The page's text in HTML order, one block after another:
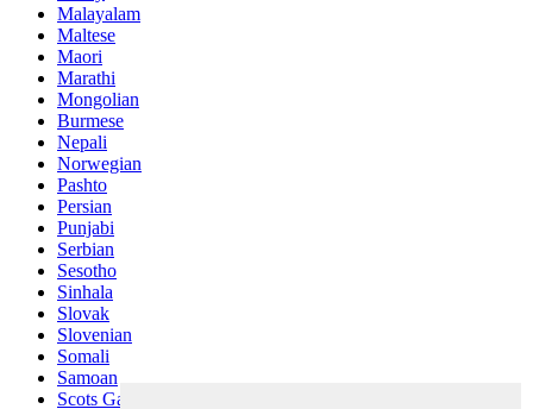
Malayalam
Maltese
Maori
Marathi
Mongolian
Burmese
Nepali
Norwegian
Pashto
Persian
Punjabi
Serbian
Sesotho
Sinhala
Slovak
Slovenian
Somali
Samoan
Scots Gaelic